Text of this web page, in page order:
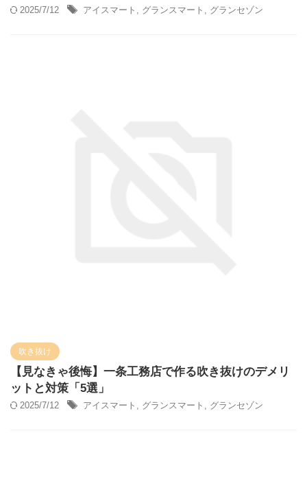
2025/7/12 アイスマート グランスマート グランセゾン
吹き抜け
【見なきゃ後悔】一条工務店で作る吹き抜けのデメリ
ットと対策「5選」
2025/7/12 アイスマート グランスマート グランセゾン